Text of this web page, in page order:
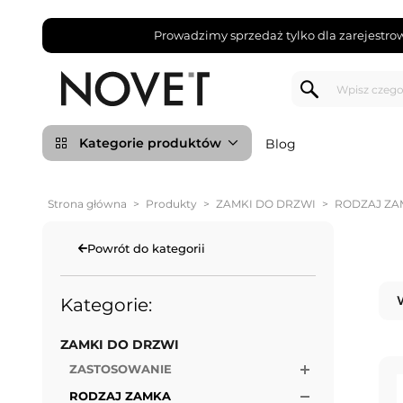
Prowadzimy sprzedaż tylko dla
Kategorie produktów Blog
Strona główna > Produkty > ZAMKI DO DRZWI > RODZAJ
Powrót do kategorii
Kategorie:
ZAMKI DO DRZWI
ZASTOSOWANIE
RODZAJ ZAMKA